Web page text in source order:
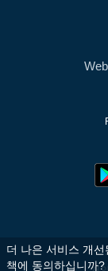
©
더 나은 서비스 개
책에 동의하십니까?